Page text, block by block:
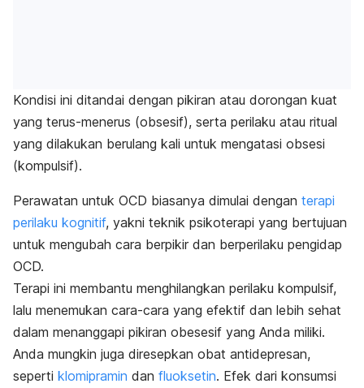
Kondisi ini ditandai dengan pikiran atau dorongan kuat
yang terus-menerus (obsesif), serta perilaku atau ritual
yang dilakukan berulang kali untuk mengatasi obsesi
(kompulsif).
Perawatan untuk OCD biasanya dimulai dengan terapi
perilaku kognitif, yakni teknik psikoterapi yang bertujuan
untuk mengubah cara berpikir dan berperilaku pengidap
OCD.
Terapi ini membantu menghilangkan perilaku kompulsif,
lalu menemukan cara-cara yang efektif dan lebih sehat
dalam menanggapi pikiran obesesif yang Anda miliki.
Anda mungkin juga diresepkan obat antidepresan,
seperti klomipramin dan fluoksetin. Efek dari konsumsi